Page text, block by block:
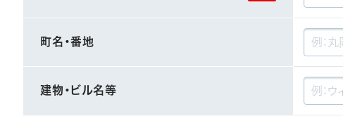
町名・番地
建物・ビル名等